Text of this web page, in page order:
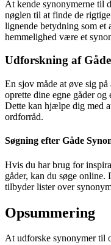
At kende synonymerne til
nøglen til at finde de
lignende betydning som et
hemmelighed være et
Udforskning af
En sjov måde at øve sig
oprette dine egne gåder og
Dette kan hjælpe dig med
ordforråd.
Søgning efter Gåde
Hvis du har brug for
gåder, kan du søge online.
tilbyder lister over
Opsummering
At udforske synonymer til